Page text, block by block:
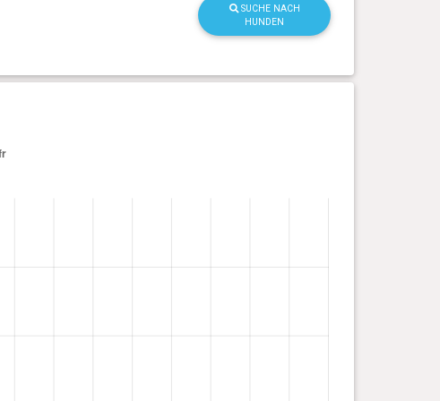
SUCHE NACH
HUNDEN